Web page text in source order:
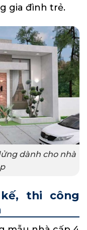
gia đình trẻ.
dành cho nhà
thi công